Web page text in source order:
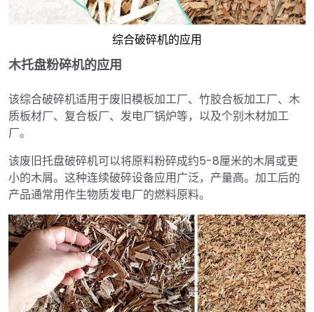
综合破碎机的应用
木托盘粉碎机的应用
该综合破碎机适用于废旧模板加工厂、竹胶合板加工厂、木
质板材厂、复合板厂、发电厂锅炉等，以及个别木材加工
厂。
该废旧托盘破碎机可以将原料粉碎成约5-8厘米的木屑或更
小的木屑。这种连续破碎设备应用广泛，产量高。加工后的
产品通常用作生物质发电厂的燃料原料。